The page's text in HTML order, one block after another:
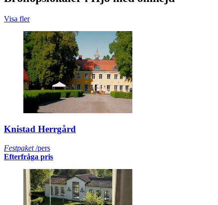
Visa fler
Knistad Herrgård
Festpaket/pers
Efterfråga pris